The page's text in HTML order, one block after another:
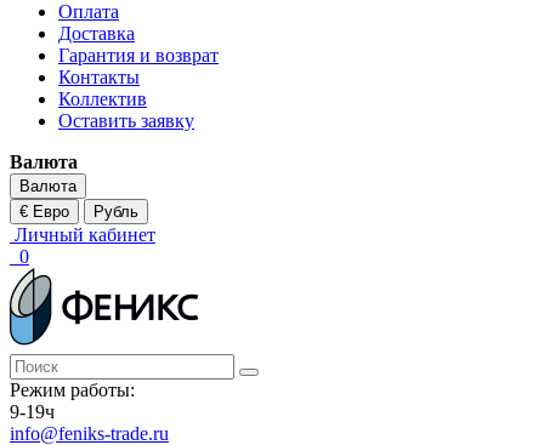
Оплата
Доставка
Гарантия и возврат
Контакты
Коллектив
Оставить заявку
Валюта
Валюта
€ Евро
Рубль
Личный кабинет
0
Режим работы:
9-19ч
info@feniks-trade.ru